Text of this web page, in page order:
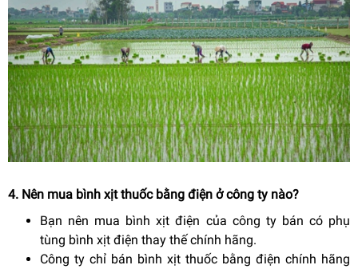
4. Nên mua bình xịt thuốc bằng điện ở công ty nào?
Bạn nên mua bình xịt điện của công ty bán có phụ
tùng bình xịt điện thay thế chính hãng.
Công ty chỉ bán bình xịt thuốc bằng điện chính hãng